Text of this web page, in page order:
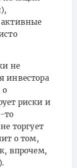
не
инвестора
о
риски и
то
торгует
о том,
впрочем,